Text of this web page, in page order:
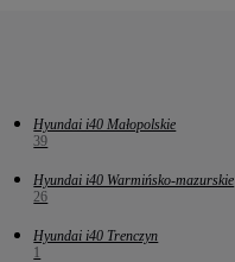
Hyundai i40 Małopolskie
39
Hyundai i40 Warmińsko-mazurskie
26
Hyundai i40 Trenczyn
1